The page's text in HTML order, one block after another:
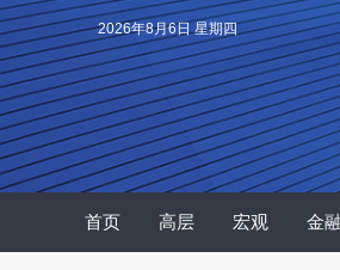
2026年8月6日 星期四
首页 高层 宏观 金融